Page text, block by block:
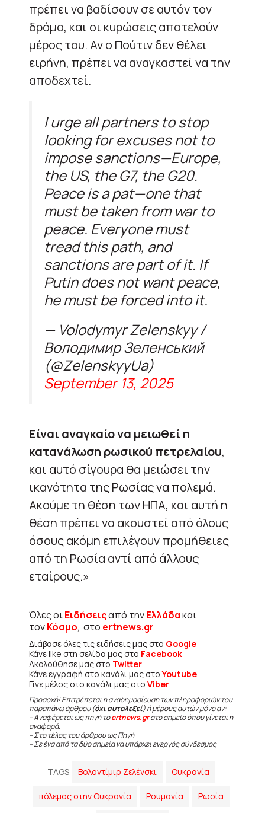
πρέπει να βαδίσουν σε αυτόν τον
δρόμο, και οι κυρώσεις αποτελούν
μέρος του. Αν ο Πούτιν δεν θέλει
ειρήνη, πρέπει να αναγκαστεί να την
αποδεχτεί.
I urge all partners to stop
looking for excuses not to
impose sanctions—Europe,
the US, the G7, the G20.
Peace is a pat—one that
must be taken from war to
peace. Everyone must
tread this path, and
sanctions are part of it. If
Putin does not want peace,
he must be forced into it.
— Volodymyr Zelenskyy /
Володимир Зеленський
(@ZelenskyyUa)
September 13, 2025
Είναι αναγκαίο να μειωθεί η
κατανάλωση ρωσικού πετρελαίου,
και αυτό σίγουρα θα μειώσει την
ικανότητα της Ρωσίας να πολεμά.
Ακούμε τη θέση των ΗΠΑ, και αυτή η
θέση πρέπει να ακουστεί από όλους
όσους ακόμη επιλέγουν προμήθειες
από τη Ρωσία αντί από άλλους
εταίρους.»
Όλες οιΕιδήσειςαπό τηνΕλλάδακαι
τονΚόσμο, στο ertnews.gr
Διάβασε όλες τις ειδήσεις μας στο Google
Κάνε like στη σελίδα μας στο Facebook
Ακολούθησε μας στο Twitter
Κάνε εγγραφή στο κανάλι μας στοYoutube
Γίνε μέλος στο κανάλι μας στο Viber
Προσοχή! Επιτρέπεται η αναδημοσίευση των πληροφοριών του
παραπάνω άρθρου (όχι αυτολεξεί) ή μέρους αυτών μόνο αν:
– Αναφέρεται ως πηγή τοertnews.grστο σημείο όπου γίνεται η
αναφορά.
– Στο τέλος του άρθρου ως Πηγή
– Σε ένα από τα δύο σημεία να υπάρχει ενεργός σύνδεσμος
TAGS Βολοντίμιρ Ζελένσκι Ουκρανία
πόλεμος στην Ουκρανία Ρουμανία Ρωσία